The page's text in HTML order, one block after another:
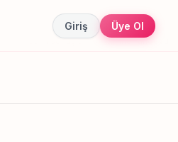
Giriş Üye Ol
Canlı sonuçlar Online randevu